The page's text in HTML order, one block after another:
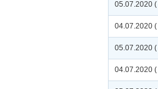
05.07.2020 (
04.07.2020 (
05.07.2020 (
04.07.2020 (